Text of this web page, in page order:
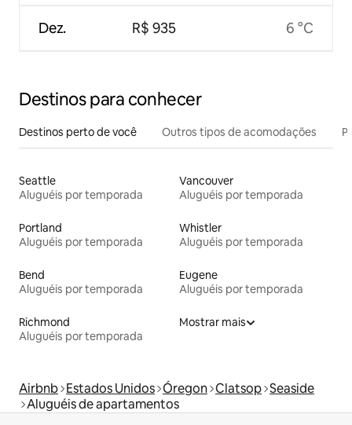
Dez. R$ 935 6 °C
Destinos para conhecer
Destinos perto de você Outros tipos de acomodações
Seattle
Aluguéis por temporada
Vancouver
Aluguéis por temporada
Portland
Aluguéis por temporada
Whistler
Aluguéis por temporada
Bend
Aluguéis por temporada
Eugene
Aluguéis por temporada
Richmond
Aluguéis por temporada
Mostrar mais
Airbnb Estados Unidos Óregon Clatsop Seaside
Aluguéis de apartamentos